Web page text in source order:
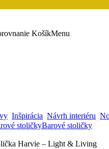
KošíkMenu
Inšpirácia Návrh interiéru
stoličkyBarové stoličky